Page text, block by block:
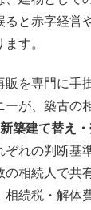
ると赤字経営
す。
販を専門に手
ーが、築古の
築建て替え・
ぞれの判断基
相続人で共
相続税・解体